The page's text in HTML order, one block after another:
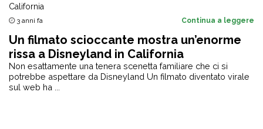
3 anni fa Continua a leggere
Un filmato scioccante mostra un’enorme
rissa a Disneyland in California
Non esattamente una tenera scenetta familiare che ci si
potrebbe aspettare da Disneyland Un filmato diventato virale
sul web ha ...